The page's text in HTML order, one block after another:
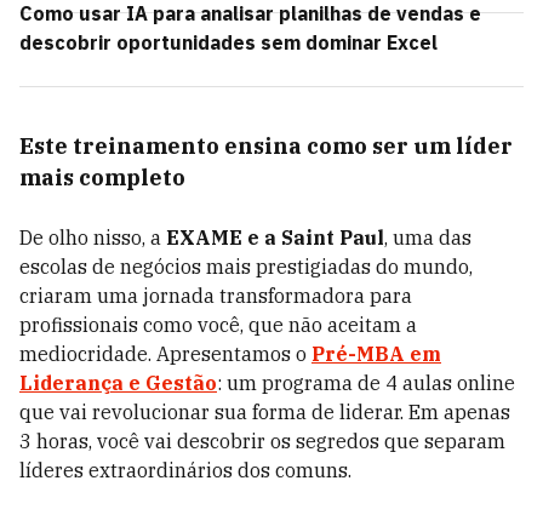
Como usar IA para analisar planilhas de vendas e
descobrir oportunidades sem dominar Excel
Este treinamento ensina como ser um líder
mais completo
De olho nisso, a EXAME e a Saint Paul, uma das
escolas de negócios mais prestigiadas do mundo,
criaram uma jornada transformadora para
profissionais como você, que não aceitam a
mediocridade. Apresentamos o Pré-MBA em
Liderança e Gestão: um programa de 4 aulas online
que vai revolucionar sua forma de liderar. Em apenas
3 horas, você vai descobrir os segredos que separam
líderes extraordinários dos comuns.